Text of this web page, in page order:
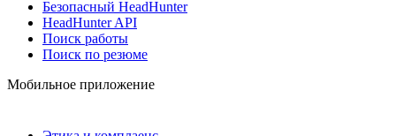
Безопасный HeadHunter
HeadHunter API
Поиск работы
Поиск по резюме
Мобильное приложение